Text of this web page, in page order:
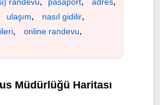
ulaşım, nasıl gidilir,
, online randevu,
Müdürlüğü Haritası